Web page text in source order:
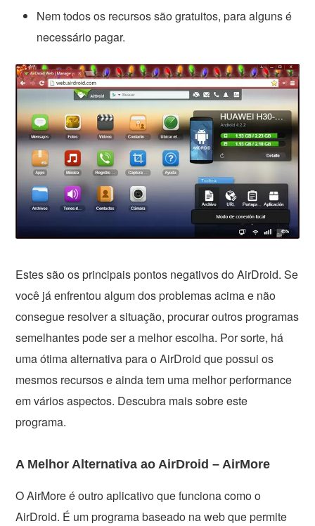
Nem todos os recursos são gratuitos, para alguns é
necessário pagar.
Estes são os principais pontos negativos do AirDroid. Se
você já enfrentou algum dos problemas acima e não
consegue resolver a situação, procurar outros programas
semelhantes pode ser a melhor escolha. Por sorte, há
uma ótima alternativa para o AirDroid que possui os
mesmos recursos e ainda tem uma melhor performance
em vários aspectos. Descubra mais sobre este
programa.
A Melhor Alternativa ao AirDroid – AirMore
O AirMore é outro aplicativo que funciona como o
AirDroid. É um programa baseado na web que permite